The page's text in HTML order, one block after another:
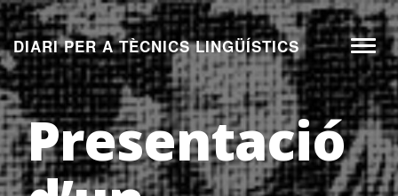
Aneu
al
contingut
DIARI PER A TÈCNICS LINGÜÍSTICS
Presentació